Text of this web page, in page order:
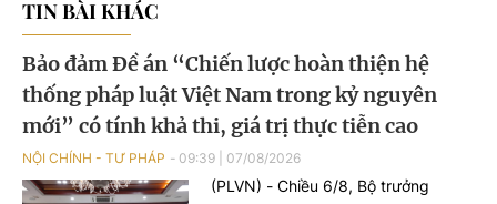
TIN BÀI KHÁC
Bảo đảm Đề án “Chiến lược hoàn thiện hệ
thống pháp luật Việt Nam trong kỷ nguyên
mới” có tính khả thi, giá trị thực tiễn cao
NỘI CHÍNH - TƯ PHÁP 09:39 07/08/2026
(PLVN) - Chiều 6/8, Bộ trưởng